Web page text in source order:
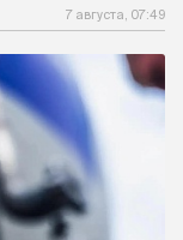
7 августа, 07:49